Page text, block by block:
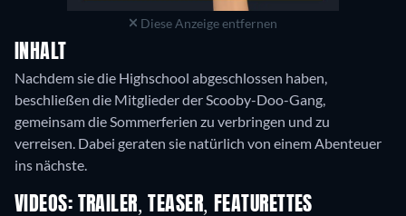
Diese Anzeige entfernen
INHALT
Nachdem sie die Highschool abgeschlossen haben,
beschließen die Mitglieder der Scooby-Doo-Gang,
gemeinsam die Sommerferien zu verbringen und zu
verreisen. Dabei geraten sie natürlich von einem Abenteuer
ins nächste.
VIDEOS: TRAILER, TEASER, FEATURETTES